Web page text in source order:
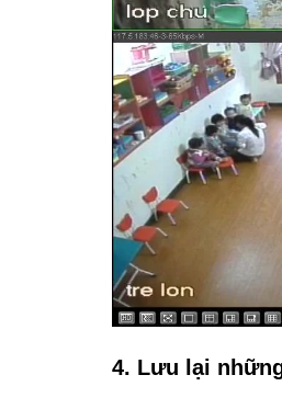
4. Lưu lại